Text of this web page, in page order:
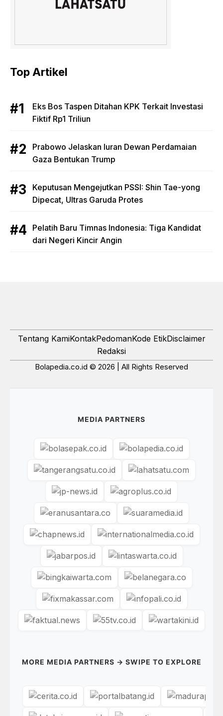
Top Artikel
Eks Bos Taspen Ditahan KPK Terkait Investasi
Fiktif Rp1 Triliun
Prabowo Jelaskan Iuran Dewan Perdamaian
Gaza Bentukan Trump
Keputusan Mengejutkan PSSI: Shin Tae-yong
Dipecat, Ultras Garuda Protes
Pelatih Baru Timnas Indonesia: Tiga Kandidat
dari Negeri Kincir Angin
Tentang KamiKontakPedomanKode EtikDisclaimer
Redaksi
Bolapedia.co.id © 2026 | All Rights Reserved
MEDIA PARTNERS
MORE MEDIA PARTNERS → SWIPE TO EXPLORE